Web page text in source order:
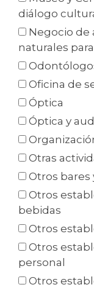
diálogo
Negocio de
naturales
Oficina de
Óptica
Óptica y
Otras
Otros bares
Otros
bebidas
Otros
Otros
personal
Otros